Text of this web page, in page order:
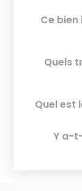
Ce
Quels
Quel est
Y a-